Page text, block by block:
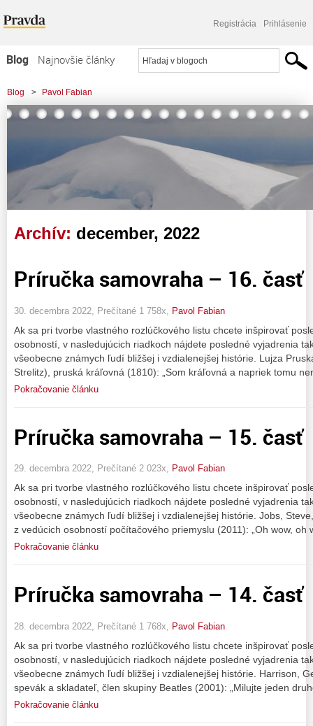
Registrácia Prihlásenie
Blog
Najnovšie články
Najčítanejšie články
Najkomentovanejšie články
Komerčné blogy
Blog > Pavol Fabian
Archív: december, 2022
Príručka samovraha – 16. časť
30. decembra 2022, Prečítané 1 758x, Pavol Fabian
Ak sa pri tvorbe vlastného rozlúčkového listu chcete inšpirovať
osobností, v nasledujúcich riadkoch nájdete posledné vyjadrenia
všeobecne známych ľudí bližšej i vzdialenejšej histórie. Lujza
Strelitz), pruská kráľovná (1810): „Som kráľovná a napriek tomu
Pokračovanie článku
Príručka samovraha – 15. časť
29. decembra 2022, Prečítané 2 023x, Pavol Fabian
Ak sa pri tvorbe vlastného rozlúčkového listu chcete inšpirovať
osobností, v nasledujúcich riadkoch nájdete posledné vyjadrenia
všeobecne známych ľudí bližšej i vzdialenejšej histórie. Jobs,
z vedúcich osobností počítačového priemyslu (2011): „Oh wow, oh
Pokračovanie článku
Príručka samovraha – 14. časť
28. decembra 2022, Prečítané 1 768x, Pavol Fabian
Ak sa pri tvorbe vlastného rozlúčkového listu chcete inšpirovať
osobností, v nasledujúcich riadkoch nájdete posledné vyjadrenia
všeobecne známych ľudí bližšej i vzdialenejšej histórie. Harrison,
spevák a skladateľ, člen skupiny Beatles (2001): „Milujte jeden
Pokračovanie článku